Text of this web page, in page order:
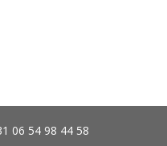
06 54 98 44 58